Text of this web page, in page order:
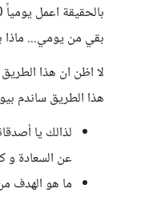
بقي من يومي...
لا اظن ان هذا
هذا الطريق ساندم
لذالك يا
عن السعادة و
ما هو الهدف